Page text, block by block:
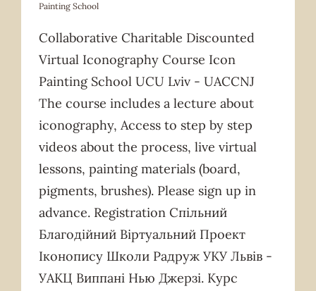
Painting School
Collaborative Charitable Discounted
Virtual Iconography Course Icon
Painting School UCU Lviv - UACCNJ
The course includes a lecture about
iconography, Access to step by step
videos about the process, live virtual
lessons, painting materials (board,
pigments, brushes). Please sign up in
advance. Registration Спільний
Благодійний Віртуальний Проект
Іконопису Школи Радруж УКУ Львів -
УАКЦ Виппані Нью Джерзі. Курс